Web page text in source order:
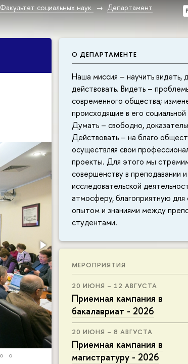
Факультет социальных наук
Департамент
О ДЕПАРТАМЕНТЕ
Наша миссия – научить видеть,
действовать. Видеть –
современного общества;
происходящие в его
Думать – свободно,
Действовать – на благо
осуществляя свои
проекты. Для этого мы
совершенству в преподавании и
исследовательской
атмосферу, благоприятную для
опытом и знаниями между
студентами.
МЕРОПРИЯТИЯ
20 ИЮНЯ – 12 АВГУСТА
Приемная кампания в
бакалавриат - 2026
20 ИЮНЯ – 8 АВГУСТА
Приемная кампания в
магистратуру - 2026